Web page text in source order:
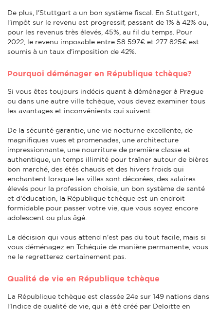
De plus, l'Stuttgart a un bon système fiscal. En Stuttgart,
l'impôt sur le revenu est progressif, passant de 1% à 42% ou,
pour les revenus très élevés, 45%, au fil du temps. Pour
2022, le revenu imposable entre 58 597€ et 277 825€ est
soumis à un taux d'imposition de 42%.
Pourquoi déménager en République tchèque?
Si vous êtes toujours indécis quant à déménager à Prague
ou dans une autre ville tchèque, vous devez examiner tous
les avantages et inconvénients qui suivent.
De la sécurité garantie, une vie nocturne excellente, de
magnifiques vues et promenades, une architecture
impressionnante, une nourriture de première classe et
authentique, un temps illimité pour traîner autour de bières
bon marché, des étés chauds et des hivers froids qui
enchantent lorsque les villes sont décorées, des salaires
élevés pour la profession choisie, un bon système de santé
et d'éducation, la République tchèque est un endroit
formidable pour passer votre vie, que vous soyez encore
adolescent ou plus âgé.
La décision qui vous attend n'est pas du tout facile, mais si
vous déménagez en Tchéquie de manière permanente, vous
ne le regretterez certainement pas.
Qualité de vie en République tchèque
La République tchèque est classée 24e sur 149 nations dans
l'Indice de qualité de vie, qui a été créé par Deloitte en